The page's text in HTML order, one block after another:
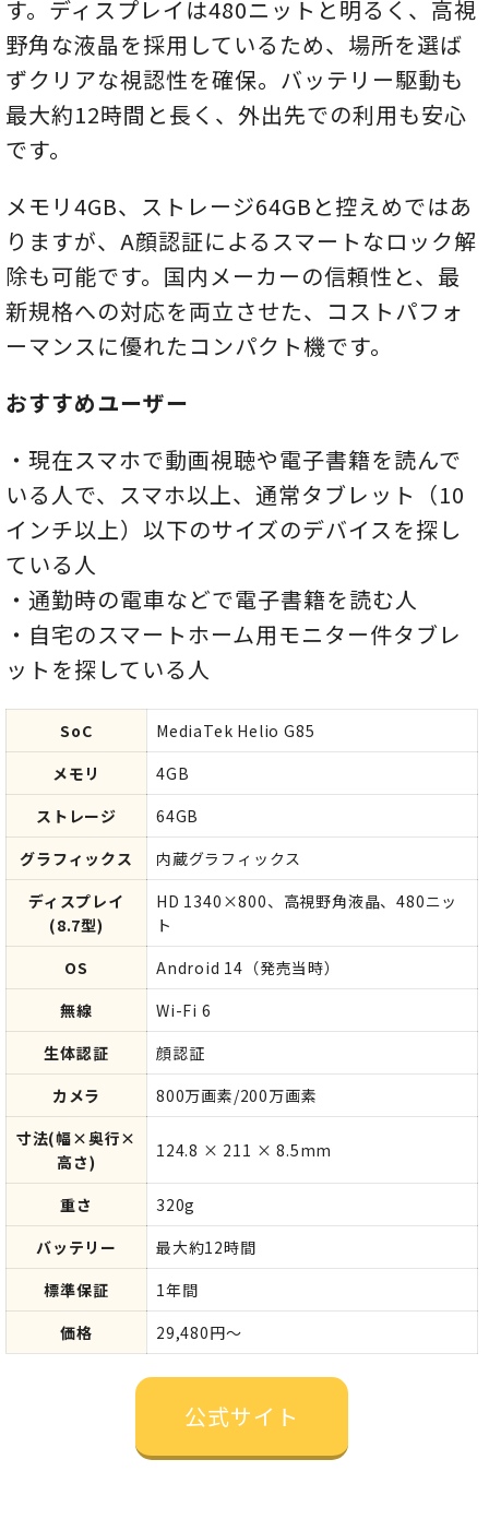
す。ディスプレイは480ニットと明るく、高視
野角な液晶を採用しているため、場所を選ば
ずクリアな視認性を確保。バッテリー駆動も
最大約12時間と長く、外出先での利用も安心
です。
メモリ4GB、ストレージ64GBと控えめではあ
りますが、A顔認証によるスマートなロック解
除も可能です。国内メーカーの信頼性と、最
新規格への対応を両立させた、コストパフォ
ーマンスに優れたコンパクト機です。
おすすめユーザー
・現在スマホで動画視聴や電子書籍を読んで
いる人で、スマホ以上、通常タブレット（10
インチ以上）以下のサイズのデバイスを探し
ている人
・通勤時の電車などで電子書籍を読む人
・自宅のスマートホーム用モニター件タブレ
ットを探している人
SoC
MediaTek Helio G85
メモリ
4GB
ストレージ
64GB
グラフィックス
内蔵グラフィックス
ディスプレイ
(8.7型)
HD 1340×800、高視野角液晶、480ニッ
ト
OS
Android 14（発売当時）
無線
Wi-Fi 6
生体認証
顔認証
カメラ
800万画素/200万画素
寸法(幅×奥行×
高さ)
124.8 × 211 × 8.5mm
重さ
320g
バッテリー
最大約12時間
標準保証
1年間
価格
29,480円～
公式サイト